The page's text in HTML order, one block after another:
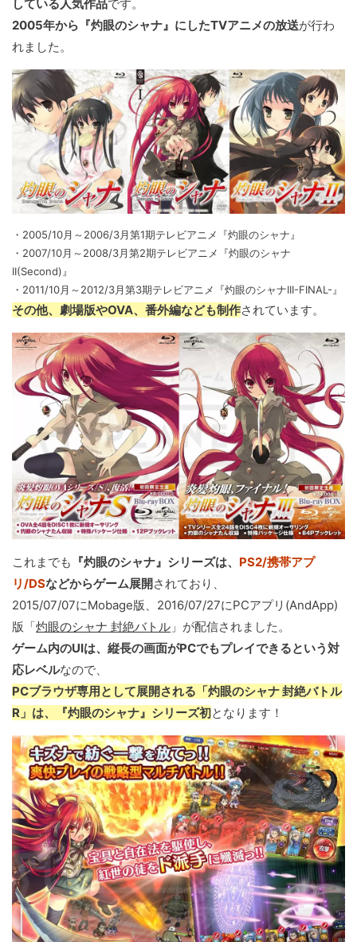
している人気作品です。
2005年から『灼眼のシャナ』にしたTVアニメの放送が行わ
れました。
・2005/10月～2006/3月第1期テレビアニメ『灼眼のシャナ』
・2007/10月～2008/3月第2期テレビアニメ『灼眼のシャナ
II(Second)』
・2011/10月～2012/3月第3期テレビアニメ『灼眼のシャナIII-FINAL-』
その他、劇場版やOVA、番外編なども制作されています。
これまでも 『灼眼のシャナ』シリーズは、 PS2/携帯アプ
リ/DSなどからゲーム展開されており、
2015/07/07にMobage版、2016/07/27にPCアプリ(AndApp)
版「灼眼のシャナ 封絶バトル 」が配信されました。
ゲーム内のUIは、縦長の画面がPCでもプレイできるという対
応レベルなので、
PCブラウザ専用として展開される「灼眼のシャナ 封絶バトル
R」は、『灼眼のシャナ』シリーズ初となります！